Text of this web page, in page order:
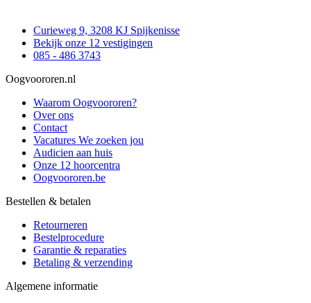
Curieweg 9, 3208 KJ Spijkenisse
Bekijk onze 12 vestigingen
085 - 486 3743
Oogvoororen.nl
Waarom Oogvoororen?
Over ons
Contact
Vacatures We zoeken jou
Audicien aan huis
Onze 12 hoorcentra
Oogvoororen.be
Bestellen & betalen
Retourneren
Bestelprocedure
Garantie & reparaties
Betaling & verzending
Algemene informatie